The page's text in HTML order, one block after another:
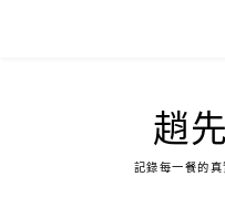
趙
記錄每一餐的真